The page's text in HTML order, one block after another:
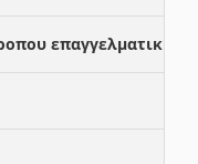
επαγγελματικης